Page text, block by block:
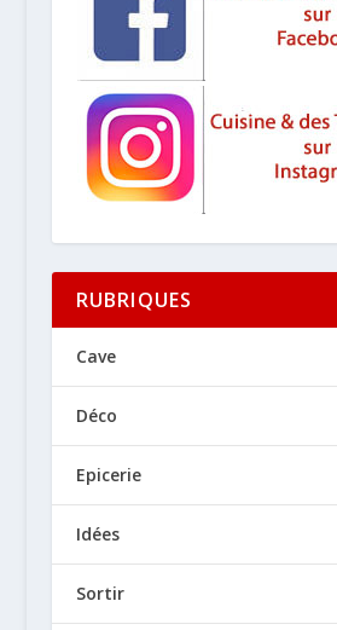
RUBRIQUES
Cave
Déco
Epicerie
Idées
Sortir